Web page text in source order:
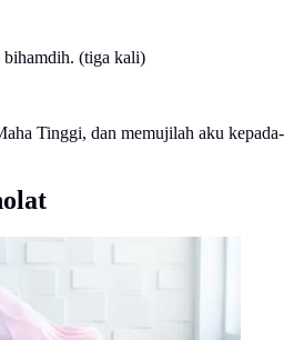
bihamdih. (tiga kali)
Tinggi, dan memujilah aku kepada-